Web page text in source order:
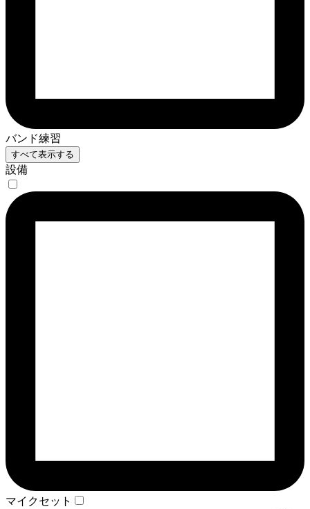
バンド練習
すべて表示する
設備
マイクセット